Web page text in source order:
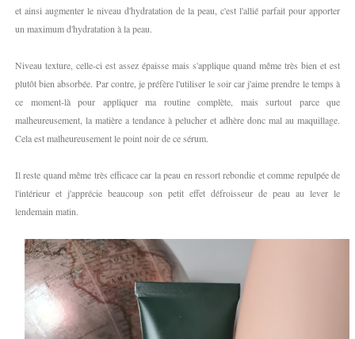
et ainsi augmenter le niveau d'hydratation de la peau, c'est l'allié parfait pour apporter
un maximum d'hydratation à la peau.
Niveau texture, celle-ci est assez épaisse mais s'applique quand même très bien et est
plutôt bien absorbée. Par contre, je préfère l'utiliser le soir car j'aime prendre le temps à
ce moment-là pour appliquer ma routine complète, mais surtout parce que
malheureusement, la matière a tendance à pelucher et adhère donc mal au maquillage.
Cela est malheureusement le point noir de ce sérum.
Il reste quand même très efficace car la peau en ressort rebondie et comme repulpée de
l'intérieur et j'apprécie beaucoup son petit effet défroisseur de peau au lever le
lendemain matin.